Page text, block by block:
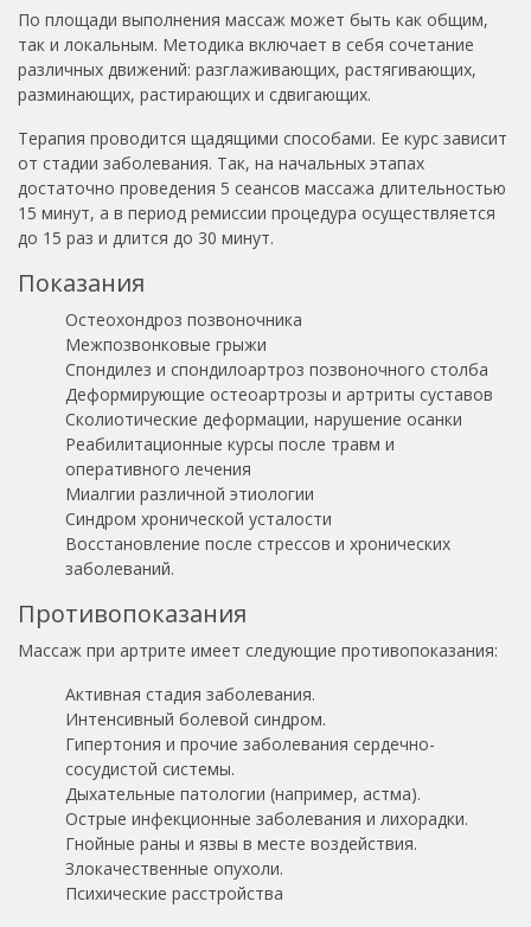
По площади выполнения массаж может быть как общим,
так и локальным. Методика включает в себя сочетание
различных движений: разглаживающих, растягивающих,
разминающих, растирающих и сдвигающих.
Терапия проводится щадящими способами. Ее курс зависит
от стадии заболевания. Так, на начальных этапах
достаточно проведения 5 сеансов массажа длительностью
15 минут, а в период ремиссии процедура осуществляется
до 15 раз и длится до 30 минут.
Показания
Остеохондроз позвоночника
Межпозвонковые грыжи
Спондилез и спондилоартроз позвоночного столба
Деформирующие остеоартрозы и артриты суставов
Сколиотические деформации, нарушение осанки
Реабилитационные курсы после травм и
оперативного лечения
Миалгии различной этиологии
Синдром хронической усталости
Восстановление после стрессов и хронических
заболеваний.
Противопоказания
Массаж при артрите имеет следующие противопоказания:
Активная стадия заболевания.
Интенсивный болевой синдром.
Гипертония и прочие заболевания сердечно-
сосудистой системы.
Дыхательные патологии (например, астма).
Острые инфекционные заболевания и лихорадки.
Гнойные раны и язвы в месте воздействия.
Злокачественные опухоли.
Психические расстройства